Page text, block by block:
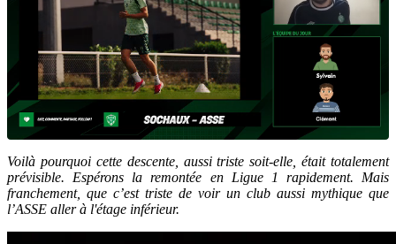
Voilà pourquoi cette descente, aussi triste soit-elle, était totalement
prévisible. Espérons la remontée en Ligue 1 rapidement. Mais
franchement, que c’est triste de voir un club aussi mythique que
l’ASSE aller à l'étage inférieur.